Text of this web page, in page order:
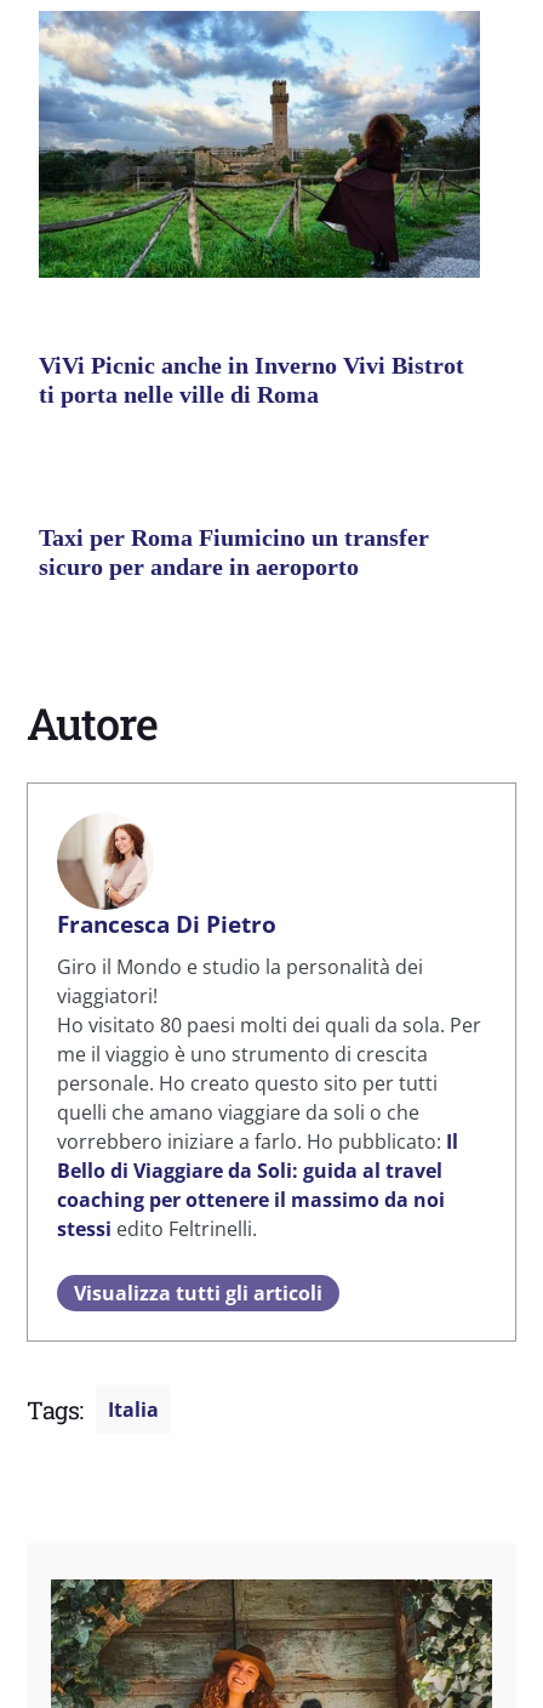
ViVi Picnic anche in Inverno Vivi Bistrot
ti porta nelle ville di Roma
Taxi per Roma Fiumicino un transfer
sicuro per andare in aeroporto
Autore
Francesca Di Pietro
Giro il Mondo e studio la personalità dei
viaggiatori!
Ho visitato 80 paesi molti dei quali da sola. Per
me il viaggio è uno strumento di crescita
personale. Ho creato questo sito per tutti
quelli che amano viaggiare da soli o che
vorrebbero iniziare a farlo. Ho pubblicato: Il
Bello di Viaggiare da Soli: guida al travel
coaching per ottenere il massimo da noi
stessi edito Feltrinelli.
Visualizza tutti gli articoli
Tags: Italia